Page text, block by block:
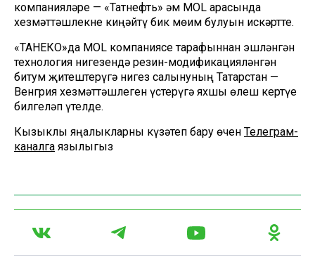
компанияләре — «Татнефть» һәм MOL арасында
хезмәттәшлекне киңәйтү бик мөһим булуын искәртте.
«ТАНЕКО»да MOL компаниясе тарафыннан эшләнгән
технология нигезендә резин-модификацияләнгән
битум җитештерүгә нигез салынуның Татарстан —
Венгрия хезмәттәшлеген үстерүгә яхшы өлеш кертүе
билгеләп үтелде.
Кызыклы яңалыкларны күзәтеп бару өчен Телеграм-
каналга язылыгыз